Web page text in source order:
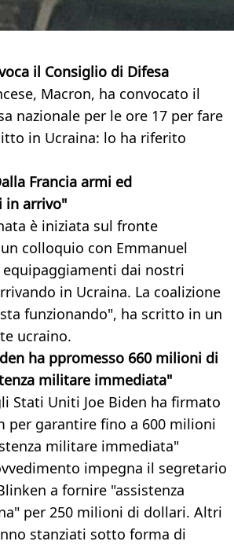
il Consiglio di Difesa
Macron, ha convocato il
nazionale per le ore 17 per fare
in Ucraina: lo ha riferito
Francia armi ed
in arrivo"
è iniziata sul fronte
colloquio con Emmanuel
dai nostri
in Ucraina. La coalizione
funzionando", ha scritto in un
ucraino.
ha ppromesso 660 milioni di
militare immediata"
Stati Uniti Joe Biden ha firmato
per garantire fino a 600 milioni
militare immediata"
impegna il segretario
a fornire "assistenza
per 250 milioni di dollari. Altri
stanziati sotto forma di